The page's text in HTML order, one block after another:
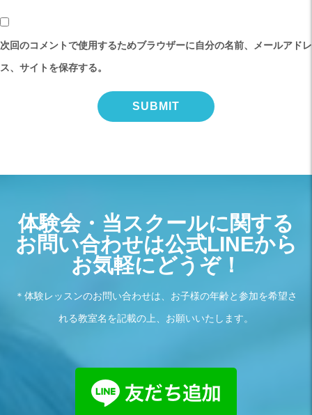
次回のコメントで使用するためブラウザーに自分の名前、メールアドレ
ス、サイトを保存する。
体験会・当スクールに関する
お問い合わせは公式LINEから
お気軽にどうぞ！
＊体験レッスンのお問い合わせは、お子様の年齢と参加を希望さ
れる教室名を記載の上、お願いいたします。